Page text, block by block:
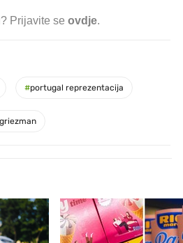
Prijavite se ovdje.
#portugal reprezentacija